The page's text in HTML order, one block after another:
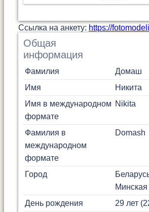
Cсылка на анкету: https://
Общая
информация
Фамилия
Домаш
Имя
Никита
Имя в международном
формате
Nikita
Фамилия в
международном
формате
Domash
Город
Минская
День рождения
29 лет